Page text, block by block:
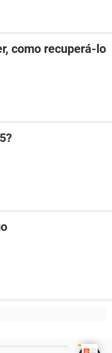
como recuperá-lo